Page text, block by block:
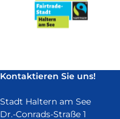
Kontaktieren Sie uns!
Stadt Haltern am See
Dr.-Conrads-Straße 1